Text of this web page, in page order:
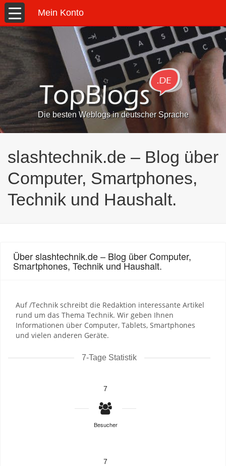
Mein Konto
Die besten Weblogs in deutscher Sprache
slashtechnik.de – Blog über
Computer, Smartphones,
Technik und Haushalt.
Über slashtechnik.de – Blog über Computer,
Smartphones, Technik und Haushalt.
Auf /Technik schreibt die Redaktion interessante Artikel
rund um das Thema Technik. Wir geben Ihnen
Informationen über Computer, Tablets, Smartphones
und vielen anderen Geräte.
7-Tage Statistik
7
Besucher
7